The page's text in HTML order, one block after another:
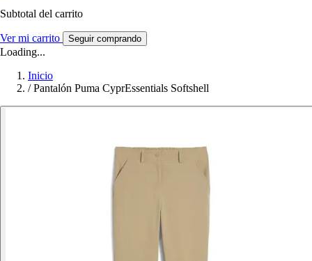
Subtotal del carrito
Ver mi carrito Seguir comprando
Loading...
Inicio
/ Pantalón Puma CyprEssentials Softshell